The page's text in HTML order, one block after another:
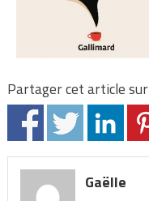
Partager cet article sur
Gaëlle